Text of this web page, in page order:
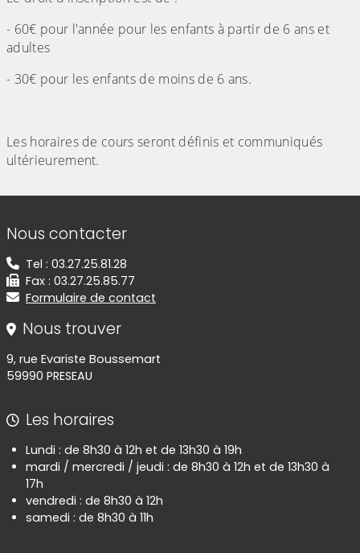
- 60€ pour l'année pour les enfants à partir de 6 ans et
adultes
- 30€ pour les enfants de moins de 6 ans.
Les horaires de cours seront définis et communiqués
ultérieurement.
Informations de contact
Nous contacter
Tel : 03.27.25.81.28
Fax : 03.27.25.85.77
Formulaire de contact
Nous trouver
9, rue Evariste Boussemart
59990 PRESEAU
Les horaires
Lundi : de 8h30 à 12h et de 13h30 à 19h
mardi / mercredi / jeudi : de 8h30 à 12h et de 13h30 à
17h
vendredi : de 8h30 à 12h
samedi : de 8h30 à 11h